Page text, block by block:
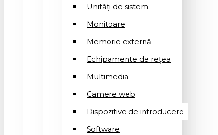
Unități de sistem
Monitoare
Memorie externă
Echipamente de rețea
Multimedia
Camere web
Dispozitive de introducere
Software